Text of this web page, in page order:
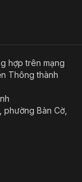
hợp trên mạng
Thông thành
phường Bàn Cờ,